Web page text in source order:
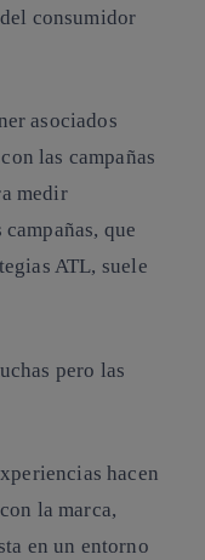
consumidor
asociados
las campañas
medir
que
ATL, suele
pero las
hacen
la marca,
en un entorno